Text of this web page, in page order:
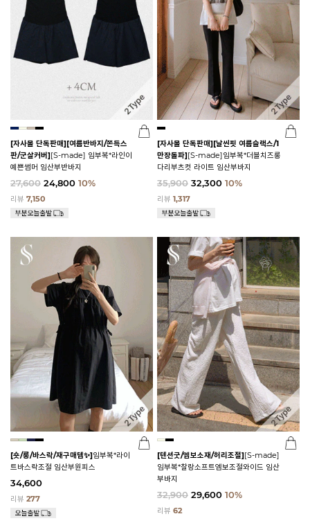
[자사몰 단독판매][여름반바지/쫀득스
판/군살커버][S-made] 임부복*라인이
예쁜썸머 임산부반바지
27,600 24,800 10%
리뷰 7,150
[자사몰 단독판매][날씬핏 여름슬랙스/1
만장돌파][S-made]임부복*더블치즈롱
다리부츠컷 라이트 임산부바지
35,900 32,300 10%
리뷰 1,317
[숏/롱/바스락/재구매템✨]임부복*라이
트바스락조절 임산부원피스
34,600
리뷰 277
[텐션굿/엠보소재/허리조절][S-made]
임부복*찰랑소프트엠보조절와이드 임산
부바지
32,900 29,600 10%
리뷰 62